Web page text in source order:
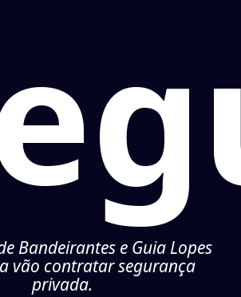
Bandeirantes e Guia Lopes
vão contratar segurança
privada.